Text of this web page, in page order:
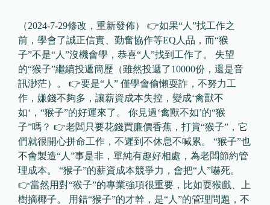
（2024-7-29修改，重新發佈） 👉如果“人”找工作之
前，學會了誠正信實、勤奮協作等EQ人品，而“猴
子”不是“人”沒機會學，恭喜“人”找到工作了。 失望
的“猴子”繼續投遞簡歷（雖然投遞了10000份，還是音
訊渺茫）。 👉要是“人” 僅學會偷懶耍詐，不努力工
作，嫌錢不夠多，讓薪資成本失控，變成‘禽獸不
如‘，“猴子”的好運來了。 你見過‘禽獸不如’的“猴
子”嗎？ 👉老闆只要花錢買廉價香蕉，打賞“猴子”，它
們就很開心拼命工作，不遲到不休息不喊累。 “猴子”也
不會製造“人”事是非，單純有趣好相處，為老闆節約管
理成本。 “猴子”的薪資成本競爭力，會把“人”嚇死。
👉當然用對“猴子”的專業強項很重要，比如耍猴戲、上
樹摘椰子。 用錯“猴子”的才幹，是“人”的管理問題，不